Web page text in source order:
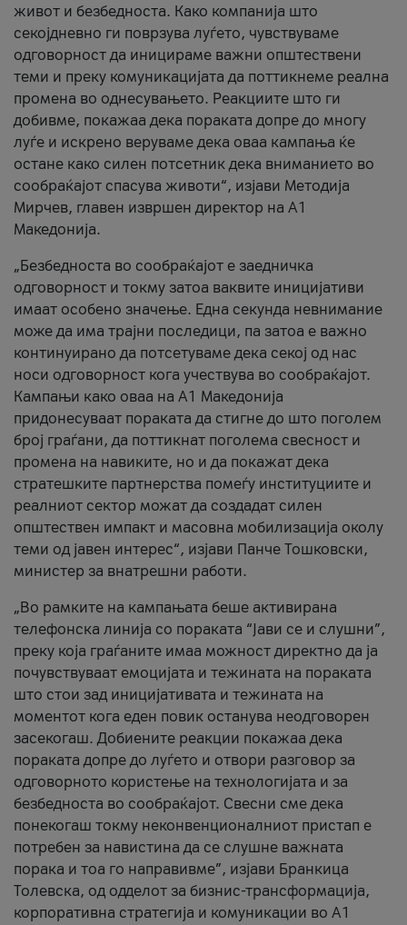
живот и безбедноста. Како компанија што
секојдневно ги поврзува луѓето, чувствуваме
одговорност да иницираме важни општествени
теми и преку комуникацијата да поттикнеме реална
промена во однесувањето. Реакциите што ги
добивме, покажаа дека пораката допре до многу
луѓе и искрено веруваме дека оваа кампања ќе
остане како силен потсетник дека вниманието во
сообраќајот спасува животи“, изјави Методија
Мирчев, главен извршен директор на А1
Македонија.
„Безбедноста во сообраќајот е заедничка
одговорност и токму затоа ваквите иницијативи
имаат особено значење. Една секунда невнимание
може да има трајни последици, па затоа е важно
континуирано да потсетуваме дека секој од нас
носи одговорност кога учествува во сообраќајот.
Кампањи како оваа на A1 Македонија
придонесуваат пораката да стигне до што поголем
број граѓани, да поттикнат поголема свесност и
промена на навиките, но и да покажат дека
стратешките партнерства помеѓу институциите и
реалниот сектор можат да создадат силен
општествен импакт и масовна мобилизација околу
теми од јавен интерес“, изјави Панче Тошковски,
министер за внатрешни работи.
„Во рамките на кампањата беше активирана
телефонска линија со пораката “Јави се и слушни”,
преку која граѓаните имаа можност директно да ја
почувствуваат емоцијата и тежината на пораката
што стои зад иницијативата и тежината на
моментот кога еден повик останува неодговорен
засекогаш. Добиените реакции покажаа дека
пораката допре до луѓето и отвори разговор за
одговорното користење на технологијата и за
безбедноста во сообраќајот. Свесни сме дека
понекогаш токму неконвенционалниот пристап е
потребен за навистина да се слушне важната
порака и тоа го направивме”, изјави Бранкица
Толевска, од одделот за бизнис-трансформација,
корпоративна стратегија и комуникации во А1